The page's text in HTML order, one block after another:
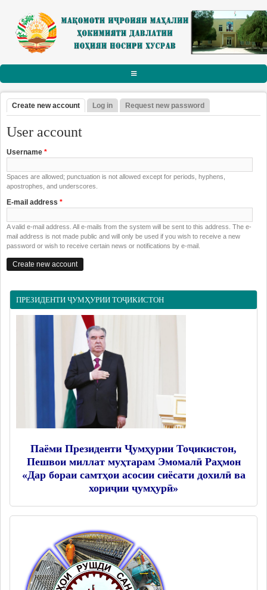
Skip to main content
АСОСӢ
РАИСИ НОҲИЯ
Суханрониҳо
Боздидҳо
Мулоқотҳо
МАҚОМОТИ ИҶРОИЯ
Муовинони раиси ноҳия
Сохтор
Таърихи ноҳияи Носири Хусрав
Воҳидҳои сохтории мақомоти иҷроия
МАҚОМОТИ НАМОЯНДАГӢ
САНАДҲОИ МЕЪЁРӢ-ҲУҚУҚӢ
Қарорҳои маҷлиси вакилони халқ
Primary tabs
Create new account (active tab)
Log in Request new password
User account
Username *
Spaces are allowed; punctuation is not allowed except for periods, hyphens,
apostrophes, and underscores.
E-mail address *
A valid e-mail address. All e-mails from the system will be sent to this address. The e-
mail address is not made public and will only be used if you wish to receive a new
password or wish to receive certain news or notifications by e-mail.
ПРЕЗИДЕНТИ ҶУМҲУРИИ ТОҶИКИСТОН
Паёми Президенти Ҷумҳурии Тоҷикистон,
Пешвои миллат муҳтарам Эмомалӣ Раҳмон
«Дар бораи самтҳои асосии сиёсати дохилӣ ва
хориҷии ҷумҳурӣ»